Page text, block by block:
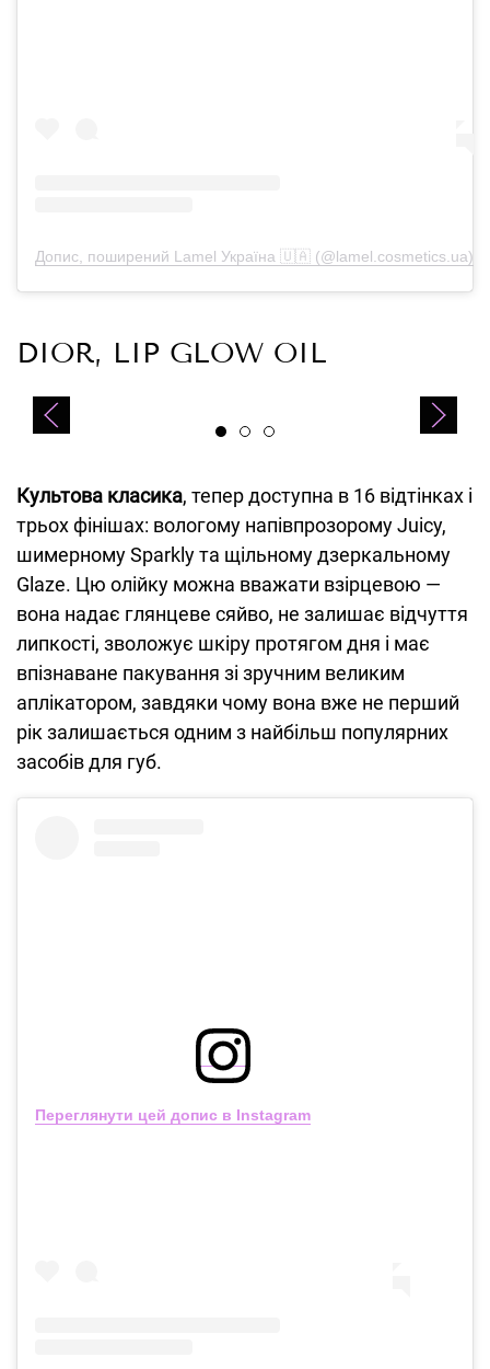
Допис, поширений Lamel Україна 🇺🇦 (@lamel.cosmetics.ua)
DIOR, LIP GLOW OIL
Культова класика, тепер доступна в 16 відтінках і
трьох фінішах: вологому напівпрозорому Juicy,
шимерному Sparkly та щільному дзеркальному
Glaze. Цю олійку можна вважати взірцевою —
вона надає глянцеве сяйво, не залишає відчуття
липкості, зволожує шкіру протягом дня і має
впізнаване пакування зі зручним великим
аплікатором, завдяки чому вона вже не перший
рік залишається одним з найбільш популярних
засобів для губ.
Переглянути цей допис в Instagram